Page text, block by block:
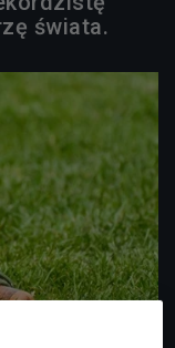
świata.